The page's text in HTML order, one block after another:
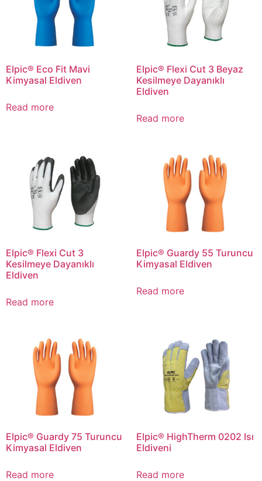
Elpic® Eco Fit Mavi
Kimyasal Eldiven
Read more
Elpic® Flexi Cut 3 Beyaz
Kesilmeye Dayanıklı
Eldiven
Read more
Elpic® Flexi Cut 3
Kesilmeye Dayanıklı
Eldiven
Read more
Elpic® Guardy 55 Turuncu
Kimyasal Eldiven
Read more
Elpic® Guardy 75 Turuncu
Kimyasal Eldiven
Read more
Elpic® HighTherm 0202 Isı
Eldiveni
Read more